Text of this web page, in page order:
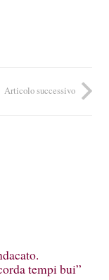
Articolo successivo
tempi bui”